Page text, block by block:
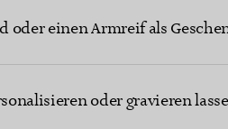
oder einen Armreif als
oder gravieren